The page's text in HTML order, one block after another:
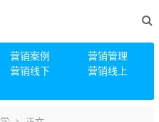
营销案例
营销管理
营销线下
营销线上